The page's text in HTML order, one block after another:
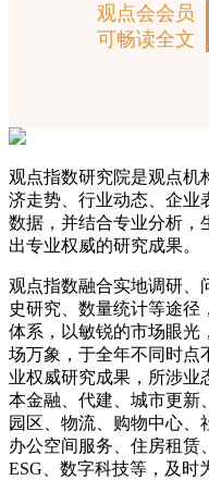
观点会会员
可畅读全文
观点指数研究院是观点机
济走势、行业动态、企业
数据，并结合专业分析，
出专业权威的研究成果。
观点指数融合实地调研、
史研究、数量统计等途径
体系，以敏锐的市场眼光
场万象，于全年不同时点
业权威研究成果，所涉业
本金融、代建、城市更新
园区、物流、购物中心、
办公空间服务、住房租赁
ESG、数字科技等，及时